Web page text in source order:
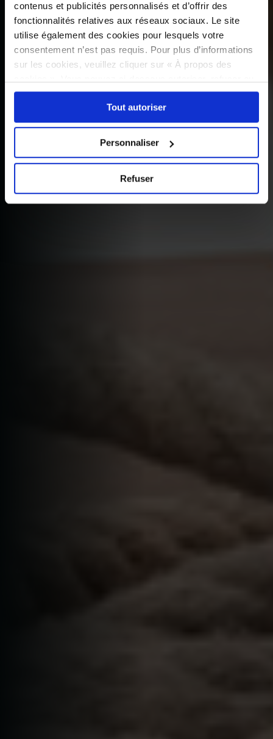
contenus et publicités personnalisés et d’offrir des
fonctionnalités relatives aux réseaux sociaux. Le site
utilise également des cookies pour lesquels votre
consentement n’est pas requis. Pour plus d’informations
sur les cookies, veuillez cliquer sur « À propos des
sélectionner les cookies selon les finalités via l'onglet
« Détails ». À tout moment, vous pouvez modifier votre
choix en cliquant sur le lien « Cookies » en bas des
Tout autoriser
Personnaliser
Refuser